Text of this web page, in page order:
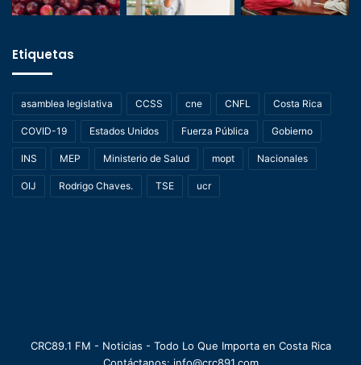
Etiquetas
asamblea legislativa CCSS cne CNFL Costa Rica
COVID-19 Estados Unidos Fuerza Pública Gobierno
INS MEP Ministerio de Salud mopt Nacionales
OIJ Rodrigo Chaves. TSE ucr
CRC89.1 FM - Noticias - Todo Lo Que Importa en Costa Rica